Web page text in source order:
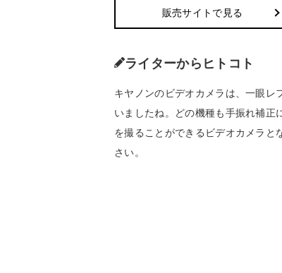
販売サイトで見る
ライターからヒトコト
キヤノンのビデオカメラは、一眼レ
いましたね。どの機種も手振れ補正
を撮ることができるビデオカメラと
さい。